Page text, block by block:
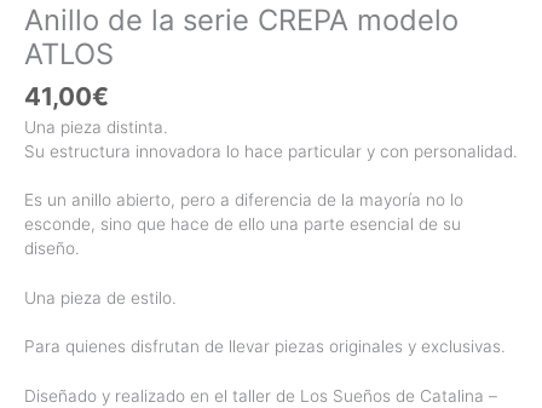
Anillo de la serie CREPA modelo
ATLOS
41,00€
Una pieza distinta.
Su estructura innovadora lo hace particular y con personalidad.
Es un anillo abierto, pero a diferencia de la mayoría no lo
esconde, sino que hace de ello una parte esencial de su
diseño.
Una pieza de estilo.
Para quienes disfrutan de llevar piezas originales y exclusivas.
Diseñado y realizado en el taller de Los Sueños de Catalina –